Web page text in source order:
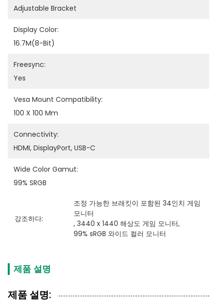
Adjustable Bracket
Display Color:
16.7M(8-Bit)
Freesync:
Yes
Vesa Mount Compatibility:
100 X 100 Mm
Connectivity:
HDMI, DisplayPort, USB-C
Wide Color Gamut:
99% SRGB
강조하다:
조정 가능한 브래킷이 포함된 34인치 게임
모니터
, 3440 x 1440 해상도 게임 모니터,
99% sRGB 와이드 컬러 모니터
제품 설명
제품 설명: